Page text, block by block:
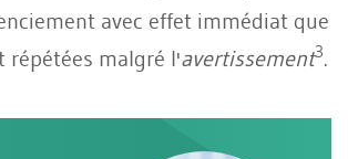
avec effet immédiat que
répétées malgré l'avertissement3.